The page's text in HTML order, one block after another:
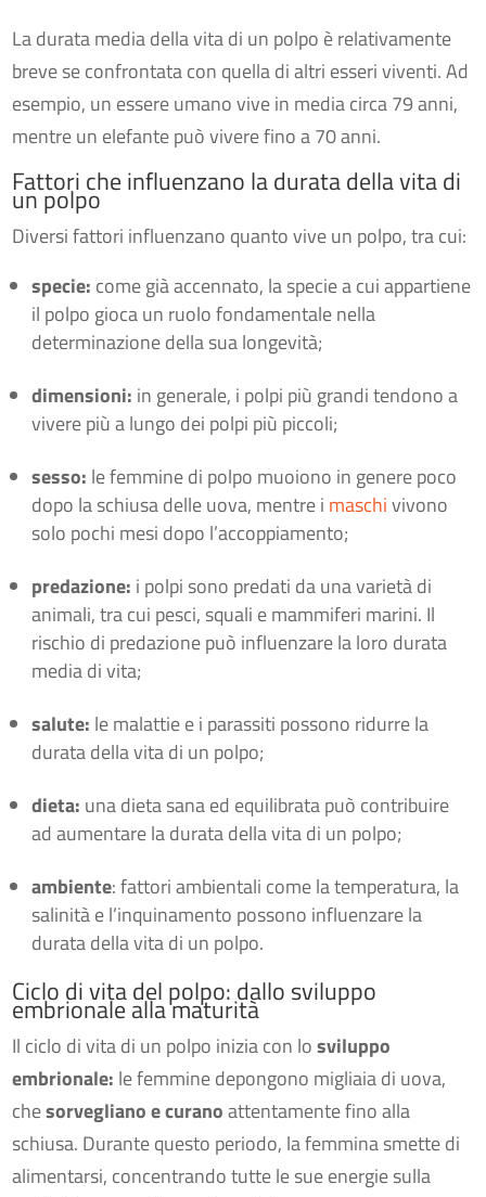
La durata media della vita di un polpo è relativamente
breve se confrontata con quella di altri esseri viventi. Ad
esempio, un essere umano vive in media circa 79 anni,
mentre un elefante può vivere fino a 70 anni.
Fattori che influenzano la durata della vita di
un polpo
Diversi fattori influenzano quanto vive un polpo, tra cui:
specie: come già accennato, la specie a cui appartiene
il polpo gioca un ruolo fondamentale nella
determinazione della sua longevità;
dimensioni: in generale, i polpi più grandi tendono a
vivere più a lungo dei polpi più piccoli;
sesso: le femmine di polpo muoiono in genere poco
dopo la schiusa delle uova, mentre i maschivivono
solo pochi mesi dopo l’accoppiamento;
predazione: i polpi sono predati da una varietà di
animali, tra cui pesci, squali e mammiferi marini. Il
rischio di predazione può influenzare la loro durata
media di vita;
salute: le malattie e i parassiti possono ridurre la
durata della vita di un polpo;
dieta: una dieta sana ed equilibrata può contribuire
ad aumentare la durata della vita di un polpo;
ambiente: fattori ambientali come la temperatura, la
salinità e l’inquinamento possono influenzare la
durata della vita di un polpo.
Ciclo di vita del polpo: dallo sviluppo
embrionale alla maturità
Il ciclo di vita di un polpo inizia con losviluppo
embrionale: le femmine depongono migliaia di uova,
chesorvegliano e curanoattentamente fino alla
schiusa. Durante questo periodo, la femmina smette di
alimentarsi, concentrando tutte le sue energie sulla